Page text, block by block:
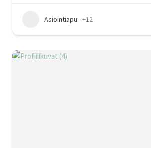
Asiointiapu +12